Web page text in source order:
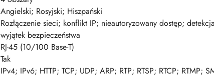
Angielski; Rosyjski; Hiszpański
Rozłączenie sieci; konflikt IP; nieautoryzowany dostęp;
wyjątek bezpieczeństwa
RJ-45 (10/100 Base-T)
Tak
IPv4; IPv6; HTTP; TCP; UDP; ARP; RTP; RTSP; RTCP;